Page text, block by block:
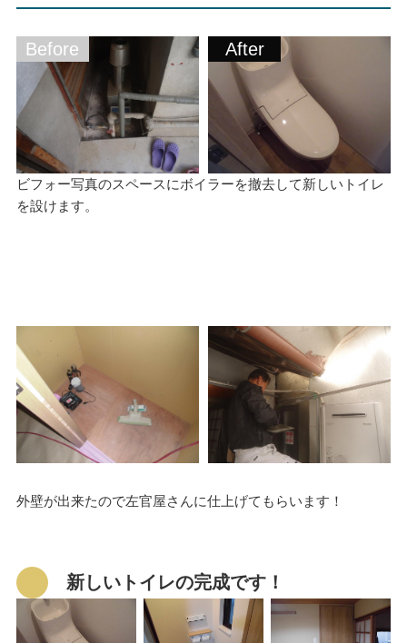
Before After
ビフォー写真のスペースにボイラーを撤去して新しいトイレ
を設けます。
外壁が出来たので左官屋さんに仕上げてもらいます！
新しいトイレの完成です！